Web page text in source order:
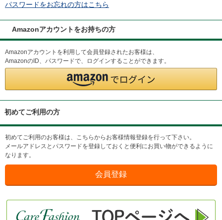
パスワードをお忘れの方はこちら
Amazonアカウントをお持ちの方
Amazonアカウントを利用して会員登録されたお客様は、
AmazonのID、パスワードで、ログインすることができます。
初めてご利用の方
初めてご利用のお客様は、こちらからお客様情報登録を行って下さい。
メールアドレスとパスワードを登録しておくと便利にお買い物ができるように
なります。